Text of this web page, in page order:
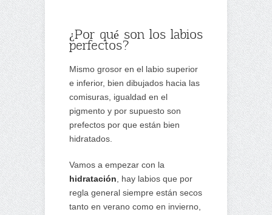
¿Por qué son los labios
perfectos?
Mismo grosor en el labio superior
e inferior, bien dibujados hacia las
comisuras, igualdad en el
pigmento y por supuesto son
prefectos por que están bien
hidratados.
Vamos a empezar con la
hidratación , hay labios que por
regla general siempre están secos
tanto en verano como en invierno,